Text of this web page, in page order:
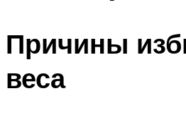
Причины
веса